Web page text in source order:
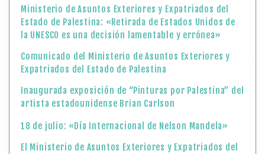
Ministerio de Asuntos Exteriores y Expatriados del
Estado de Palestina: «Retirada de Estados Unidos de
la UNESCO es una decisión lamentable y errónea»
Comunicado del Ministerio de Asuntos Exteriores y
Expatriados del Estado de Palestina
Inaugurada exposición de “Pinturas por Palestina” del
artista estadounidense Brian Carlson
18 de julio: «Día Internacional de Nelson Mandela»
El Ministerio de Asuntos Exteriores y Expatriados del